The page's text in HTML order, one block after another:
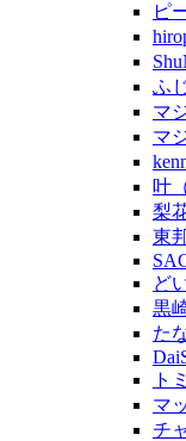
ピ
ふ
マ
マ
叶
梨
東
ど
黒
た
ト
マ
チ